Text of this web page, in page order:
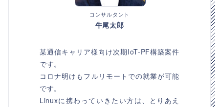
コンサルタント
牛尾太郎
某通信キャリア様向け次期IoT-PF構築案件
です。
コロナ明けもフルリモートでの就業が可能
です。
Linuxに携わっていきたい方は、とりあえ